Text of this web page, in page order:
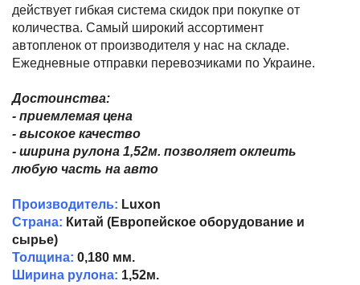
действует гибкая система скидок при покупке от
количества. Самый широкий ассортимент
автопленок от производителя у нас на складе.
Ежедневные отправки перевозчиками по Украине.
Достоинства:
- приемлемая цена
- высокое качество
- ширина рулона 1,52м. позволяет оклеить
любую часть на авто
Производитель: Luxon
Страна: Китай (Европейское оборудование и
сырье)
Толщина: 0,180 мм.
Ширина рулона: 1,52м.